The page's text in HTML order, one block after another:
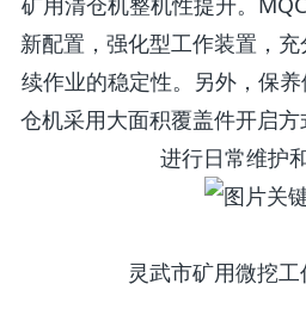
新配置，强化型工作装置，
续作业的稳定性。另外，保
仓机采用大面积覆盖件开启
进行日常维护
灵武市矿用微挖